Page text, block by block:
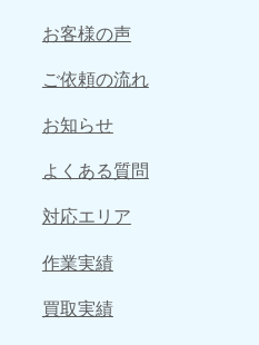
滋賀県
050-1881-5253
9:00〜19:00 年中無休
和歌山県
9:00〜19:00 年中無休
岡山県
9:00〜19:00 年中無休
お客様の声
ご依頼の流れ
お知らせ
よくある質問
対応エリア
作業実績
買取実績